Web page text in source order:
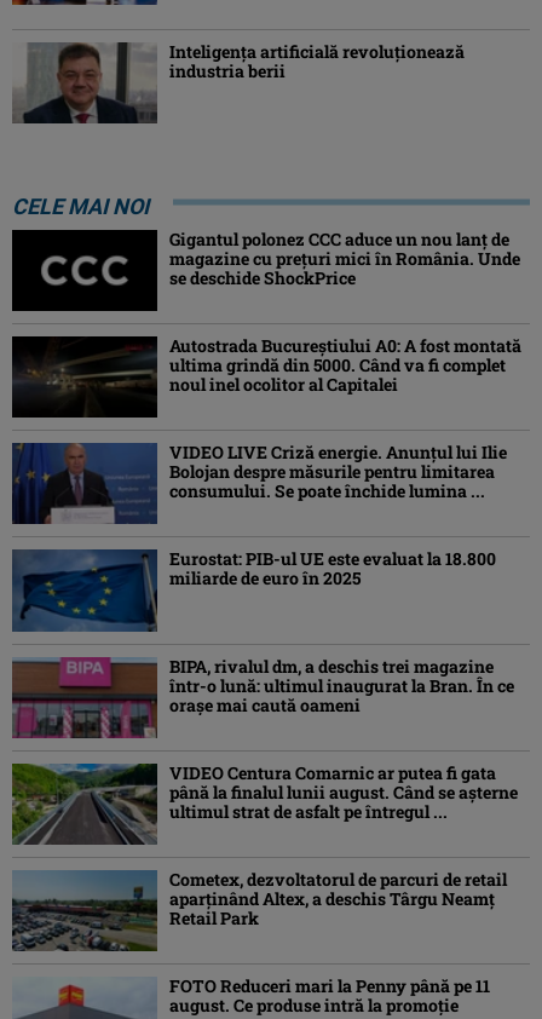
Inteligența artificială revoluționează
industria berii
CELE MAI NOI
Gigantul polonez CCC aduce un nou lanț de
magazine cu prețuri mici în România. Unde
se deschide ShockPrice
Autostrada Bucureștiului A0: A fost montată
ultima grindă din 5000. Când va fi complet
noul inel ocolitor al Capitalei
VIDEO LIVE Criză energie. Anunțul lui Ilie
Bolojan despre măsurile pentru limitarea
consumului. Se poate închide lumina ...
Eurostat: PIB-ul UE este evaluat la 18.800
miliarde de euro în 2025
BIPA, rivalul dm, a deschis trei magazine
într-o lună: ultimul inaugurat la Bran. În ce
orașe mai caută oameni
VIDEO Centura Comarnic ar putea fi gata
până la finalul lunii august. Când se așterne
ultimul strat de asfalt pe întregul ...
Cometex, dezvoltatorul de parcuri de retail
aparținând Altex, a deschis Târgu Neamț
Retail Park
FOTO Reduceri mari la Penny până pe 11
august. Ce produse intră la promoție